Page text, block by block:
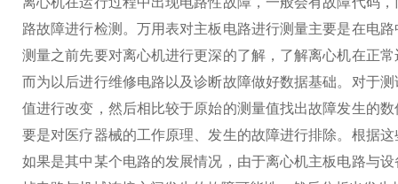
路故障进行检测。万用表对主板电路进行测量主要是在电
测量之前先要对离心机进行更深的了解，了解离心机在正
而为以后进行维修电路以及诊断故障做好数据基础。 对于
值进行改变，然后相比较于原始的测量值找出故障发生的
要是对医疗器械的工作原理、发生的故障进行排除。根据
如果是其中某个电路的发展情况，由于离心机主板电路与